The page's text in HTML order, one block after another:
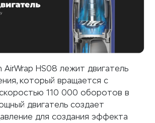
HS08 лежит двигатель
который вращается с
110 000 оборотов в
двигатель создает
для создания эффекта